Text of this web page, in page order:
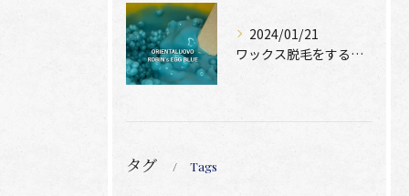
2024/01/21
ワックス脱毛をするために絶位必要なのは、
タグ Tags